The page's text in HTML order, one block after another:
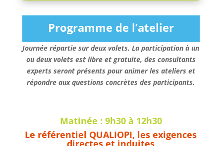
Programme de l’atelier
Journée répartie sur deux volets.La participation à un
ou deux volets est libre et gratuite, des consultants
experts seront présents pour animer les ateliers et
répondre aux questions concrètes des participants.
Matinée : 9h30 à 12h30
Le référentiel QUALIOPI, les exigences
directes et induites